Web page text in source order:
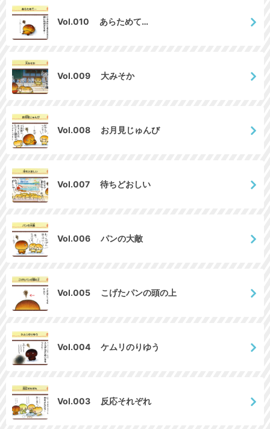
Vol.010 あらためて…
Vol.009 大みそか
Vol.008 お月見じゅんび
Vol.007 待ちどおしい
Vol.006 パンの大敵
Vol.005 こげたパンの頭の上
Vol.004 ケムリのりゆう
Vol.003 反応それぞれ